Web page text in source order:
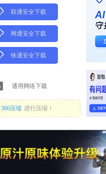
联通安全下载
网通安全下载
铁通安全下载
通用网络下载
360压缩 进行压缩！